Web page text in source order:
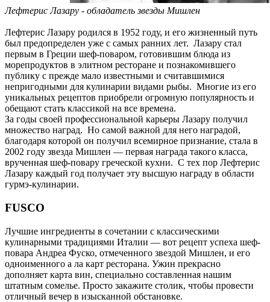
Лефтерис Лазару - обладатель звезды Мишлен
Лефтерис Лазару родился в 1952 году, и его жизненный путь
был предопределен уже с самых ранних лет. Лазару стал
первым в Греции шеф-поваром, готовившим блюда из
морепродуктов в элитном ресторане и познакомившего
публику с прежде мало известными и считавшимися
непригодными для кулинарии видами рыбы. Многие из его
уникальных рецептов приобрели огромную популярность и
обещают стать классикой на все времена.
За годы своей профессиональной карьеры Лазару получил
множество наград. Но самой важной для него наградой,
благодаря которой он получил всемирное признание, стала в
2002 году звезда Мишлен — первая награда такого класса,
врученная шеф-повару греческой кухни. С тех пор Лефтерис
Лазару каждый год получает эту высшую награду в области
гурмэ-кулинарии.
FUSCO
Лучшие ингредиенты в сочетании с классическими
кулинарными традициями Италии — вот рецепт успеха шеф-
повара Андреа Фуско, отмеченного звездой Мишлен, и его
одноименного а ла карт ресторана. Ужин прекрасно
дополняет карта вин, специально составленная нашим
штатным сомелье. Просто закажите столик, чтобы провести
отличный вечер в изысканной обстановке.